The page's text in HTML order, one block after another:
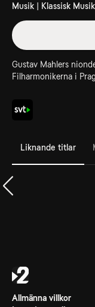
Musik | Klassisk
Gustav Mahlers
Filharmonikerna i
Liknande titlar
Allmänna villkor